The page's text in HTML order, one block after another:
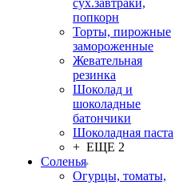
сух.завтраки,
попкорн
Торты, пирожные
замороженные
Жевательная
резинка
Шоколад и
шоколадные
батончики
Шоколадная паста
+ ЕЩЕ 2
Соленья
Огурцы, томаты,